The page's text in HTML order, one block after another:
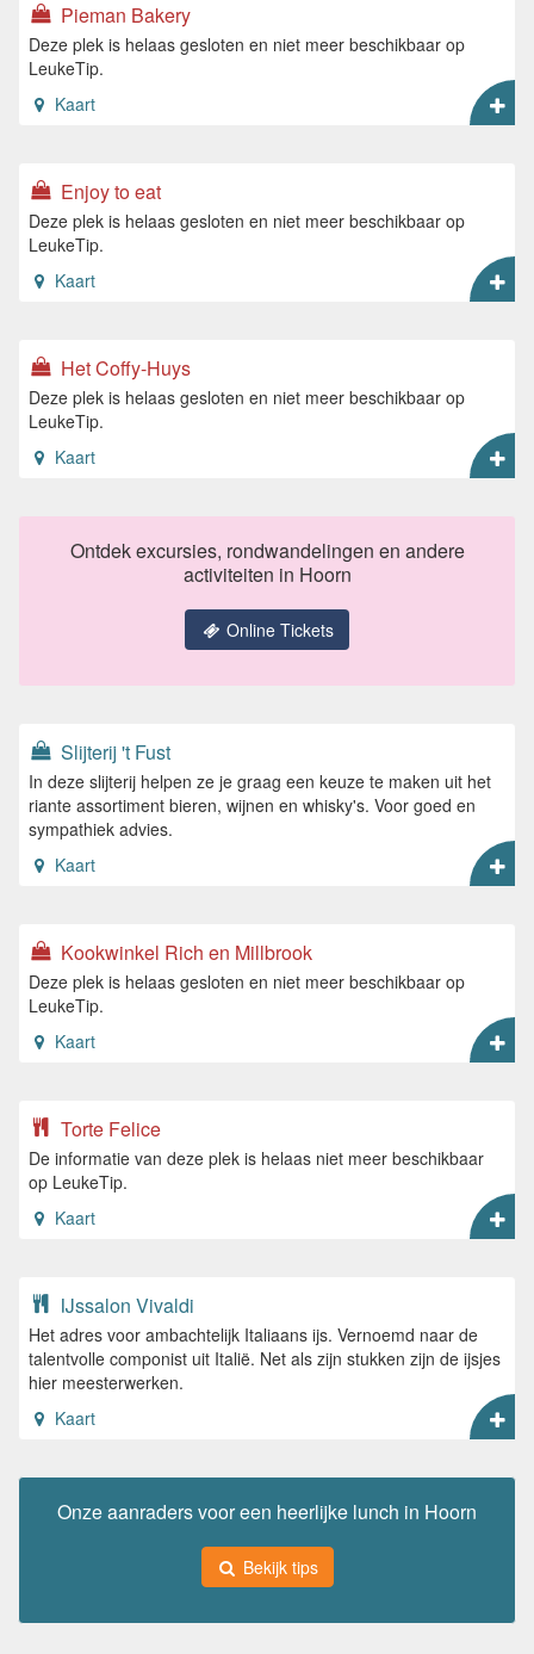
Pieman Bakery
Deze plek is helaas gesloten en niet meer beschikbaar op
LeukeTip.
Kaart
Enjoy to eat
Deze plek is helaas gesloten en niet meer beschikbaar op
LeukeTip.
Kaart
Het Coffy-Huys
Deze plek is helaas gesloten en niet meer beschikbaar op
LeukeTip.
Kaart
Ontdek excursies, rondwandelingen en andere
activiteiten in Hoorn
Online Tickets
Slijterij 't Fust
In deze slijterij helpen ze je graag een keuze te maken uit het
riante assortiment bieren, wijnen en whisky's. Voor goed en
sympathiek advies.
Kaart
Kookwinkel Rich en Millbrook
Deze plek is helaas gesloten en niet meer beschikbaar op
LeukeTip.
Kaart
Torte Felice
De informatie van deze plek is helaas niet meer beschikbaar
op LeukeTip.
Kaart
IJssalon Vivaldi
Het adres voor ambachtelijk Italiaans ijs. Vernoemd naar de
talentvolle componist uit Italië. Net als zijn stukken zijn de ijsjes
hier meesterwerken.
Kaart
Onze aanraders voor een heerlijke lunch in Hoorn
Bekijk tips